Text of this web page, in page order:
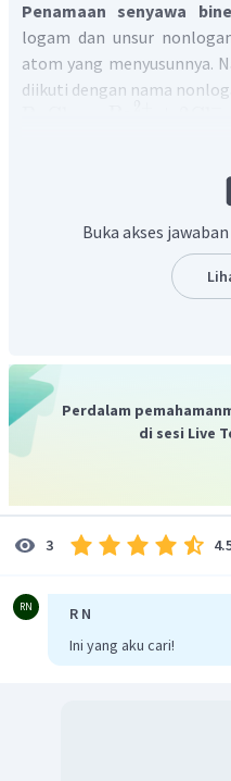
Penamaan senyawa
logam dan unsur
atom yang menyusunnya.
diikuti dengan nama
Dengan demikian, nama
Buka akses
Perdalam
di sesi Live
3
RN
R N
Ini yang aku cari!